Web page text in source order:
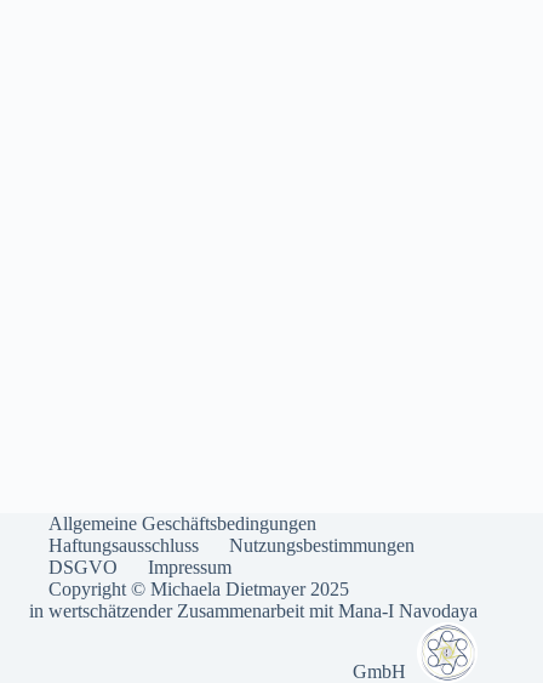
Allgemeine Geschäftsbedingungen
Haftungsausschluss
Nutzungsbestimmungen
DSGVO
Impressum
Copyright © Michaela Dietmayer 2025
in wertschätzender Zusammenarbeit mitMana-I Navodaya
GmbH